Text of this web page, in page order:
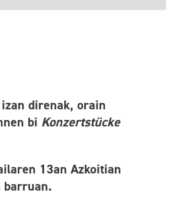
direnak, orain
bi Konzertstücke
13an Azkoitian
barruan.